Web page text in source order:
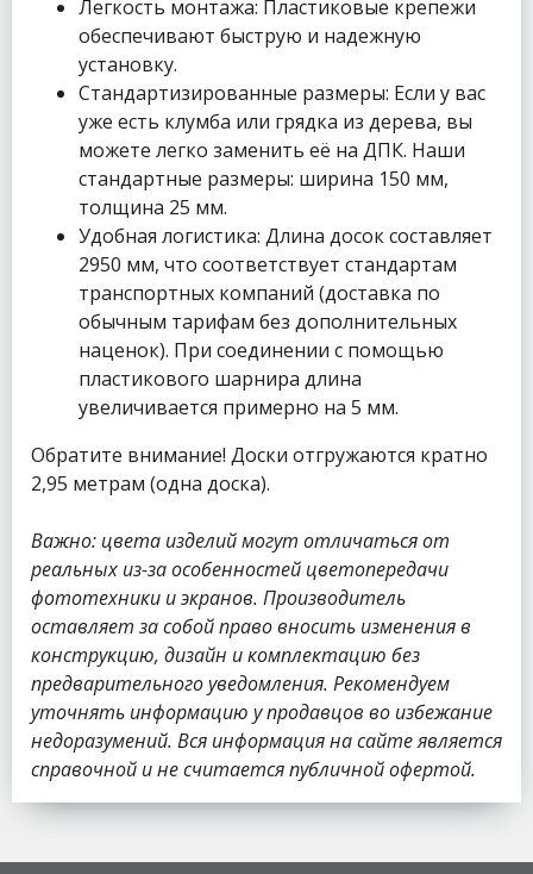
Легкость монтажа: Пластиковые крепежи
обеспечивают быструю и надежную
установку.
Стандартизированные размеры: Если у вас
уже есть клумба или грядка из дерева, вы
можете легко заменить её на ДПК. Наши
стандартные размеры: ширина 150 мм,
толщина 25 мм.
Удобная логистика: Длина досок составляет
2950 мм, что соответствует стандартам
транспортных компаний (доставка по
обычным тарифам без дополнительных
наценок). При соединении с помощью
пластикового шарнира длина
увеличивается примерно на 5 мм.
Обратите внимание! Доски отгружаются кратно
2,95 метрам (одна доска).
Важно: цвета изделий могут отличаться от
реальных из-за особенностей цветопередачи
фототехники и экранов. Производитель
оставляет за собой право вносить изменения в
конструкцию, дизайн и комплектацию без
предварительного уведомления. Рекомендуем
уточнять информацию у продавцов во избежание
недоразумений. Вся информация на сайте является
справочной и не считается публичной офертой.